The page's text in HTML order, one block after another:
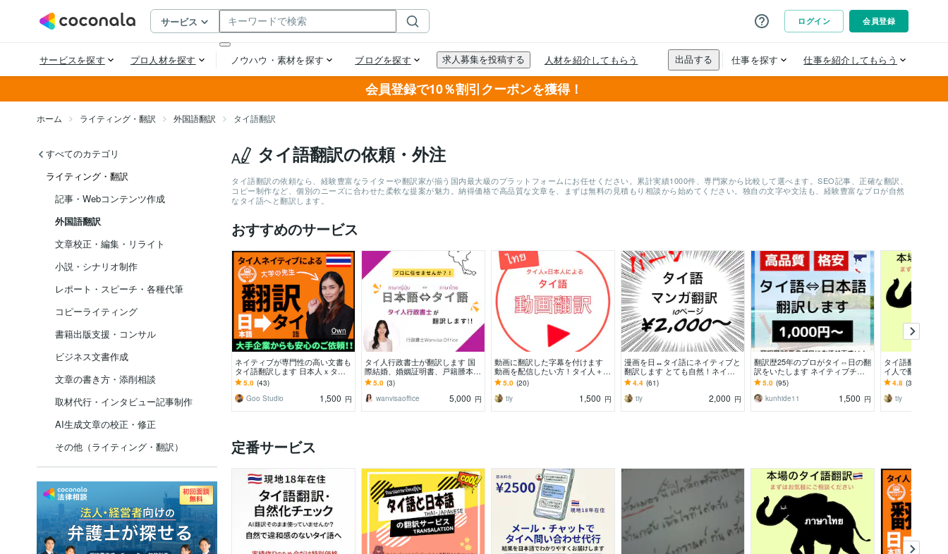
会員登録で10％割引クーポンを獲得！
ホーム ライティング・翻訳 外国語翻訳 タイ語翻訳
すべてのカテゴリ
ライティング・翻訳
記事・Webコンテンツ作成
外国語翻訳
文章校正・編集・リライト
小説・シナリオ制作
レポート・スピーチ・各種代筆
コピーライティング
書籍出版支援・コンサル
ビジネス文書作成
文章の書き方・添削相談
取材代行・インタビュー記事制作
AI生成文章の校正・修正
その他（ライティング・翻訳）
タイ語翻訳の依頼・外注
タイ語翻訳の依頼なら、経験豊富なライターや翻訳家が揃う国内最大級のプラットフォームにお任せください。累計実績1000件、専門家から比較して選べます。SEO記事、正確な翻訳、
コピー制作など、個別のニーズに合わせた柔軟な提案が魅力。納得価格で高品質な文章を、まずは無料の見積もり相談から始めてください。独自の文字や文法も、経験豊富なプロが自然
なタイ語へと翻訳します。
おすすめのサービス
ネイティブが専門性の高い文書も
タイ語翻訳します 日本人ｘタイ
人の翻訳ペアの正確で自然な翻訳
(AI翻訳無し)
5.0 (43)
Goo Studio
1,500 円
タイ人行政書士が翻訳します 国
際結婚、婚姻証明書、戸籍謄本、
出生証明書、通帳、卒業証明書
5.0 (3)
wanvisaoffice
5,000 円
動画に翻訳した字幕を付けます
動画を配信したい方！タイ人＋日
本人で翻訳します。
5.0 (20)
tiy
1,500 円
漫画を日↔︎タイ語にネイティブと
翻訳します とても自然！ネイテ
ィブに通用するタイ語で漫画を翻
訳します！
4.4 (61)
tiy
2,000 円
翻訳歴25年のプロがタイ⇔日の翻
訳をいたします ネイティブチェ
ック100％！タイ語のことなら何
でもお任せ！
5.0 (95)
kunhide11
1,500 円
タイ語翻訳1字
イ人で翻訳しま
にも精通。話し
も対応可！
4.8 (35)
tiy
定番サービス